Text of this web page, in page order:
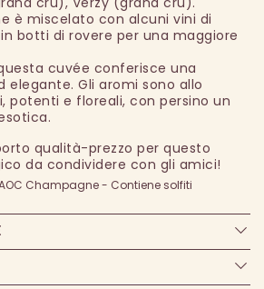
è miscelato con alcuni vini di
botti di rovere per una maggiore
cuvée conferisce una
elegante. Gli aromi sono allo
potenti e floreali, con persino un
qualità-prezzo per questo
da condividere con gli amici!
Champagne - Contiene solfiti